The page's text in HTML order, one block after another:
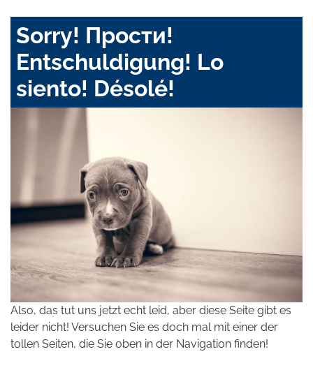
Sorry! Прости!
Entschuldigung! Lo
siento! Désolé!
Also, das tut uns jetzt echt leid, aber diese Seite gibt es
leider nicht! Versuchen Sie es doch mal mit einer der
tollen Seiten, die Sie oben in der Navigation finden!